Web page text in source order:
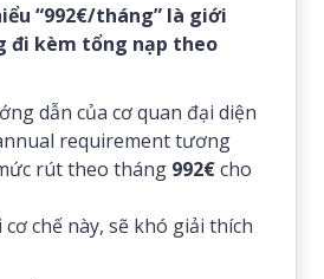
“992€/tháng” là giới
đi kèm tổng nạp theo
dẫn của cơ quan đại diện
requirement tương
rút theo tháng 992€cho
chế này, sẽ khó giải thích